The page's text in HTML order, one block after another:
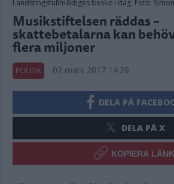
Landstingsfullmäktiges beslut i dag. Foto:
Musikstiftelsen räddas –
skattebetalarna kan
flera miljoner
POLITIK 02 mars 2017 14.29
DELA PÅ
DELA PÅ X
KOPIERA LÄNK